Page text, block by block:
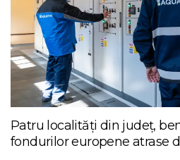
Patru localități din județ,
fondurilor europene atrase